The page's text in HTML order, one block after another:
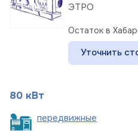
ЭТРО
Остаток в
Уточнить
80 кВт
передвижные